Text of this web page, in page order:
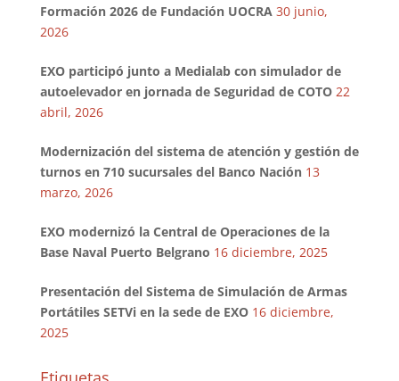
Formación 2026 de Fundación UOCRA 30 junio,
2026
EXO participó junto a Medialab con simulador de
autoelevador en jornada de Seguridad de COTO 22
abril, 2026
Modernización del sistema de atención y gestión de
turnos en 710 sucursales del Banco Nación 13
marzo, 2026
EXO modernizó la Central de Operaciones de la
Base Naval Puerto Belgrano 16 diciembre, 2025
Presentación del Sistema de Simulación de Armas
Portátiles SETVi en la sede de EXO 16 diciembre,
2025